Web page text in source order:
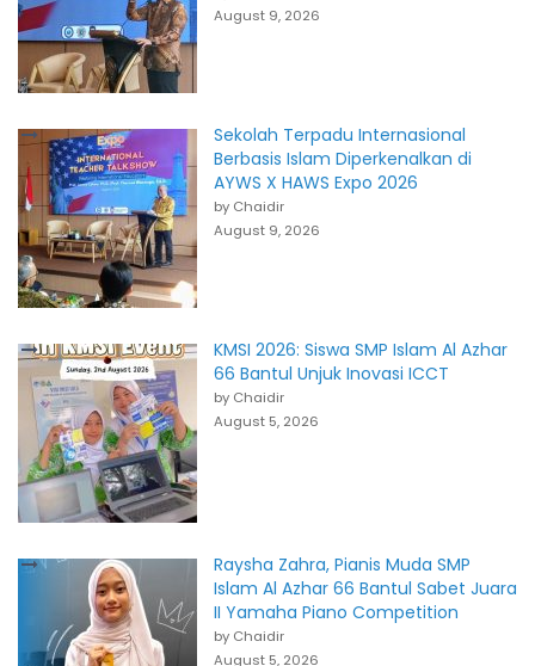
August 9, 2026
Sekolah Terpadu Internasional
Berbasis Islam Diperkenalkan di
AYWS X HAWS Expo 2026
by Chaidir
August 9, 2026
KMSI 2026: Siswa SMP Islam Al Azhar
66 Bantul Unjuk Inovasi ICCT
by Chaidir
August 5, 2026
Raysha Zahra, Pianis Muda SMP
Islam Al Azhar 66 Bantul Sabet Juara
II Yamaha Piano Competition
by Chaidir
August 5, 2026